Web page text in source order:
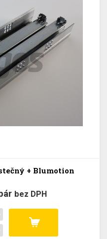
+ Blumotion
bez DPH